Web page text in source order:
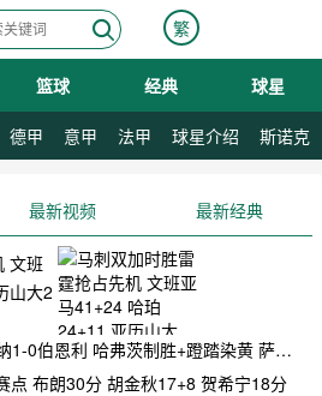
繁
篮球 经典 球星
德甲 意甲 法甲 球星介绍 斯诺克
最新视频 最新经典
文班
山大2
伯恩利 哈弗茨制胜+蹬踏染黄 萨卡献助攻
点 布朗30分 胡金秋17+8 贺希宁18分